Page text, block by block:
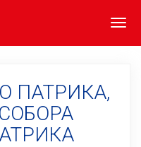
ПАТРИКА,